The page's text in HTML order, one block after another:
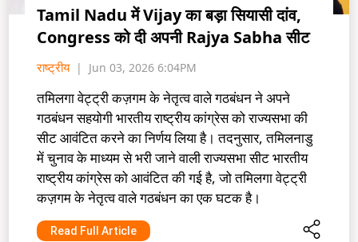
Tamil Nadu में Vijay का बड़ा सियासी दांव,
Congress को दी अपनी Rajya Sabha सीट
राष्ट्रीय Jun 03, 2026 6:04PM
तमिलगा वेट्ट्री कज़गम के नेतृत्व वाले गठबंधन ने अपने
गठबंधन सहयोगी भारतीय राष्ट्रीय कांग्रेस को राज्यसभा की
सीट आवंटित करने का निर्णय लिया है। तदनुसार, तमिलनाडु
में चुनाव के माध्यम से भरी जाने वाली राज्यसभा सीट भारतीय
राष्ट्रीय कांग्रेस को आवंटित की गई है, जो तमिलगा वेट्ट्री
कज़गम के नेतृत्व वाले गठबंधन का एक घटक है।
Read Full Article